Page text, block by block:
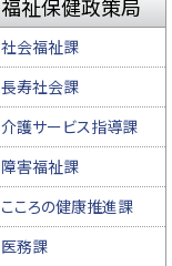
福祉保健政策局
社会福祉課
長寿社会課
介護サービス指導課
障害福祉課
こころの健康推進課
医務課